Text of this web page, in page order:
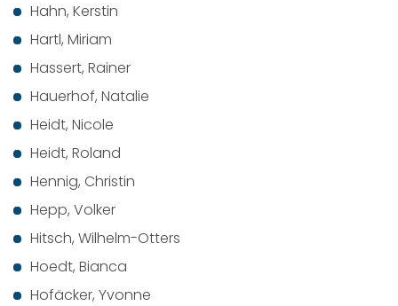
Hahn, Kerstin
Hartl, Miriam
Hassert, Rainer
Hauerhof, Natalie
Heidt, Nicole
Heidt, Roland
Hennig, Christin
Hepp, Volker
Hitsch, Wilhelm-Otters
Hoedt, Bianca
Hofäcker, Yvonne